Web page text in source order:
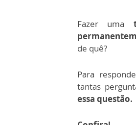
Fazer uma
de quê?
Para
tantas
essa questão.